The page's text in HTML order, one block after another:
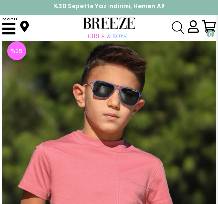
%30 Sepette Yaz İndirimi, Hemen Al!
İndirimlere ek %10 İndirimi Kap, Hemen Üye Ol!
0
Menu
Anasayfa Üst Giyim Tişört Erkek Çocuk Tişört Basic Gülkurusu (9 Yaş)
%29